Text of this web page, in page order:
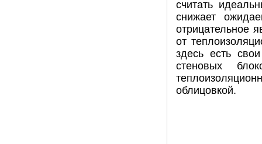
считать
снижает
отрицательное
от
здесь есть
стеновых
облицовкой.